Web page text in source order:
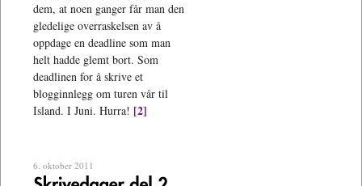
dem, at noen ganger får man den
gledelige overraskelsen av å
oppdage en deadline som man
helt hadde glemt bort. Som
deadlinen for å skrive et
blogginnlegg om turen vår til
Island. I Juni. Hurra! [2]
6. oktober 2011